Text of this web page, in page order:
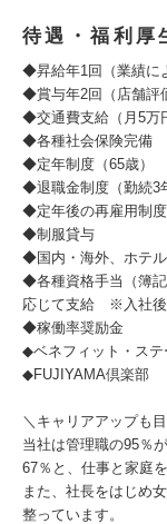
待遇・福利厚
◆昇給年1回（業績に
◆賞与年2回（店舗評
◆交通費支給（月5万
◆各種社会保険完備
◆定年制度（65歳）
◆退職金制度（勤続3
◆定年後の再雇用制度
◆制服貸与
◆国内・海外、ホテ
◆各種資格手当（簿
応じて支給 ※入社後
◆稼働率奨励金
◆ベネフィット・ステ
◆FUJIYAMA倶楽部
＼キャリアアップも
当社は管理職の95％
67％と、仕事と家庭
また、社長をはじめ
整っています。